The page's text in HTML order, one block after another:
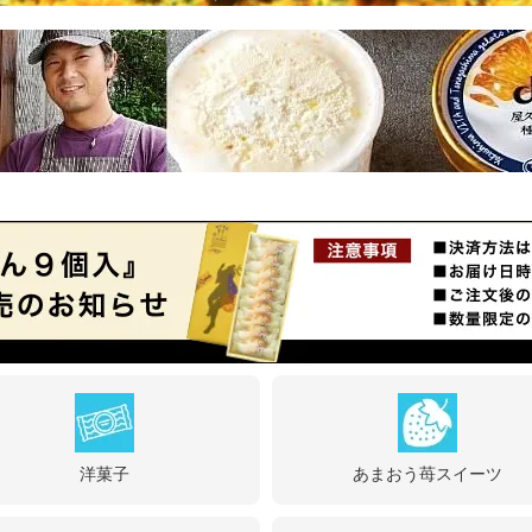
洋菓子 あまおう苺スイーツ